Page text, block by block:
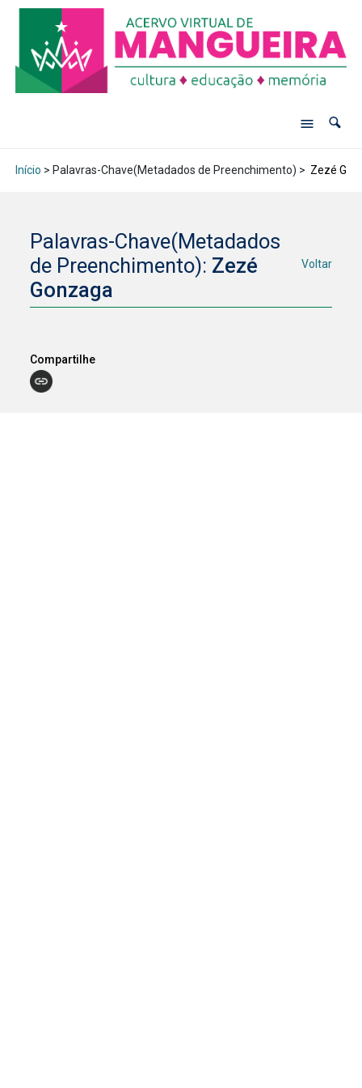
Início > Palavras-Chave(Metadados de Preenchimento) > Zezé
Palavras-Chave(Metadados
de Preenchimento): Zezé
Gonzaga
Voltar
Compartilhe